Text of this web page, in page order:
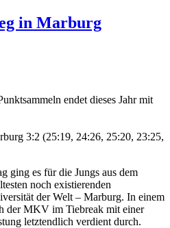
in Marburg
endet dieses Jahr mit
3:2 (25:19, 24:26, 25:20, 23:25,
ging es für die Jungs aus dem
noch existierenden
der Welt – Marburg. In einem
der MKV im Tiebreak mit einer
letztendlich verdient durch.